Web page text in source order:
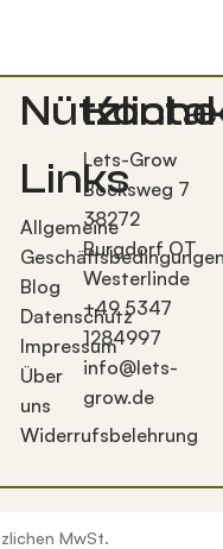
Nützliche
Links
Allgemeine
Blog
Datenschutz
Impressum
Über
uns
Widerrufsbelehrung
Lets-Grow
Bocksweg 7
38272
Burgdorf OT
Westerlinde
+49 5347
1284997
info@lets-
grow.de
MwSt.